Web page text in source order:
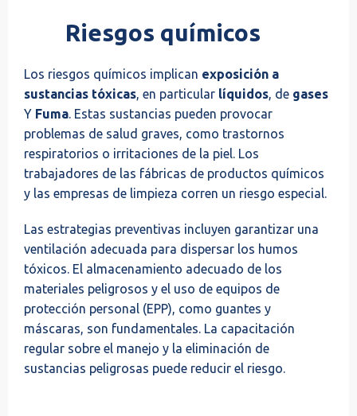
Riesgos químicos
Los riesgos químicos implican exposición a
sustancias tóxicas, en particular líquidos, de gases
Y Fuma. Estas sustancias pueden provocar
problemas de salud graves, como trastornos
respiratorios o irritaciones de la piel. Los
trabajadores de las fábricas de productos químicos
y las empresas de limpieza corren un riesgo especial.
Las estrategias preventivas incluyen garantizar una
ventilación adecuada para dispersar los humos
tóxicos. El almacenamiento adecuado de los
materiales peligrosos y el uso de equipos de
protección personal (EPP), como guantes y
máscaras, son fundamentales. La capacitación
regular sobre el manejo y la eliminación de
sustancias peligrosas puede reducir el riesgo.